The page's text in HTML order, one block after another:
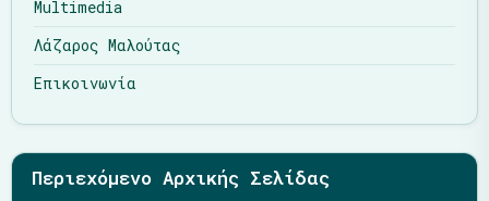
Multimedia
Λάζαρος Μαλούτας
Επικοινωνία
Περιεχόμενο Αρχικής Σελίδας